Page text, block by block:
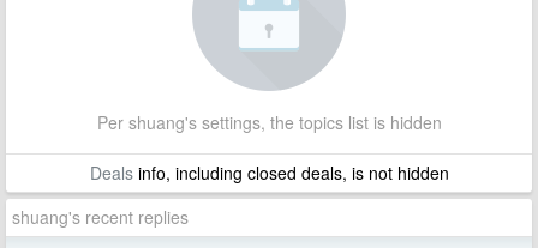
Per shuang's settings, the topics list is hidden
Dealsinfo, including closed deals, is not hidden
shuang's recent replies